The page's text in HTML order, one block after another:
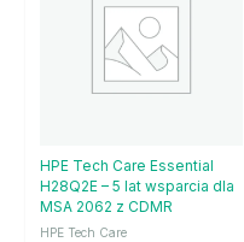
HPE Tech Care Essential
H28Q2E – 5 lat wsparcia dla
MSA 2062 z CDMR
HPE Tech Care